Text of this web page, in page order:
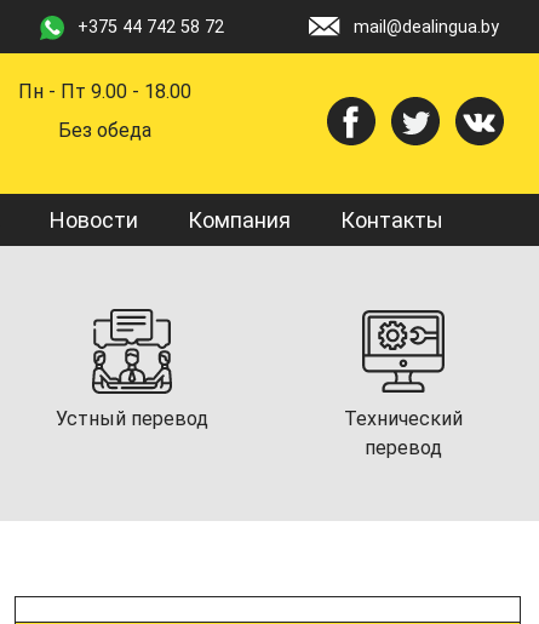
+375 44 742 58 72 mail@dealingua.by
Пн - Пт 9.00 - 18.00
Без обеда
Новости Компания Контакты
Устный перевод
Технический
перевод